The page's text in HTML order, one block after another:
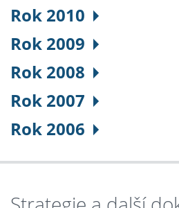
Rok 2010
Rok 2009
Rok 2008
Rok 2007
Rok 2006